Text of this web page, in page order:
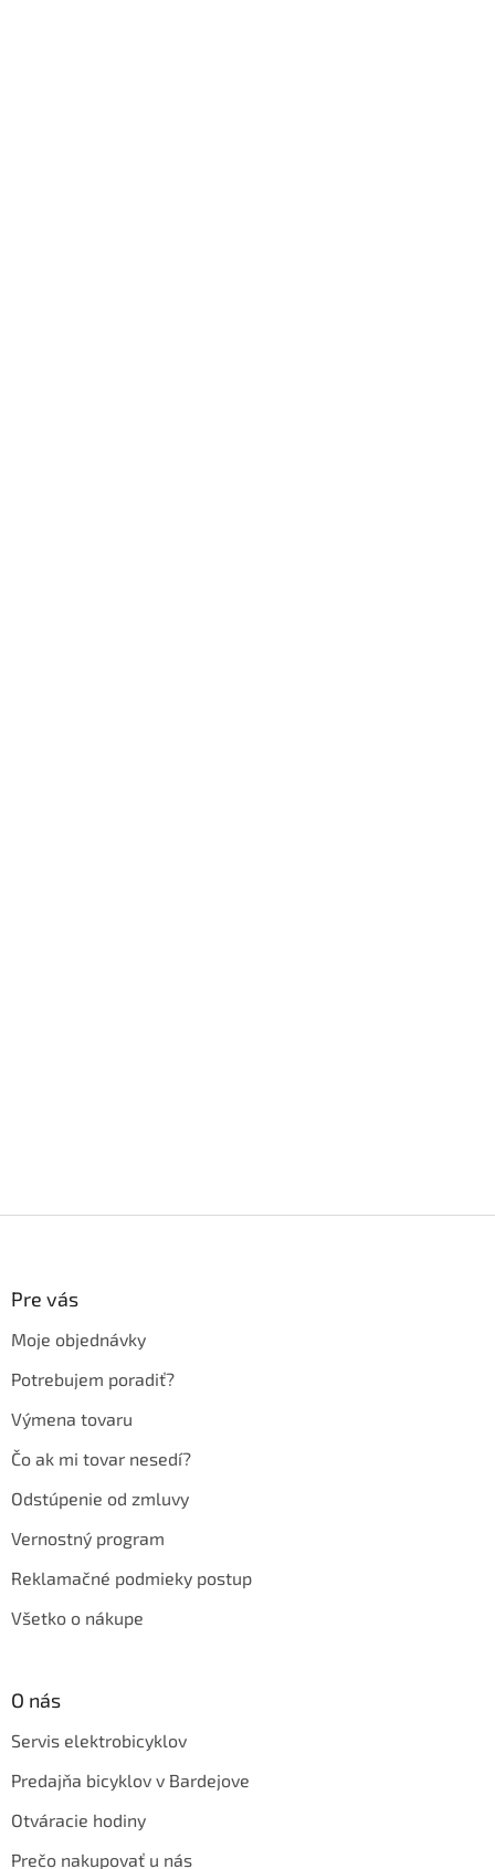
Pre vás
Moje objednávky
Potrebujem poradiť?
Výmena tovaru
Čo ak mi tovar nesedí?
Odstúpenie od zmluvy
Vernostný program
Reklamačné podmieky postup
Všetko o nákupe
O nás
Servis elektrobicyklov
Predajňa bicyklov v Bardejove
Otváracie hodiny
Prečo nakupovať u nás